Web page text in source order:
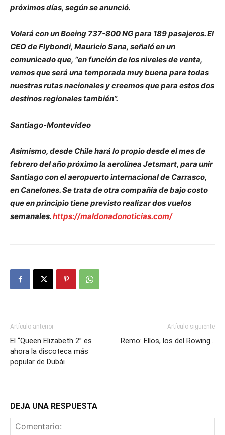
próximos días, según se anunció.
Volará con un Boeing 737-800 NG para 189 pasajeros. El
CEO de Flybondi, Mauricio Sana, señaló en un
comunicado que, “en función de los niveles de venta,
vemos que será una temporada muy buena para todas
nuestras rutas nacionales y creemos que para estos dos
destinos regionales también”.
Santiago-Montevideo
Asimismo, desde Chile hará lo propio desde el mes de
febrero del año próximo la aerolínea Jetsmart, para unir
Santiago con el aeropuerto internacional de Carrasco,
en Canelones. Se trata de otra compañía de bajo costo
que en principio tiene previsto realizar dos vuelos
semanales.https://maldonadonoticias.com/
Artículo anterior
El “Queen Elizabeth 2” es
ahora la discoteca más
popular de Dubái
Artículo siguiente
Remo: Ellos, los del Rowing…
DEJA UNA RESPUESTA